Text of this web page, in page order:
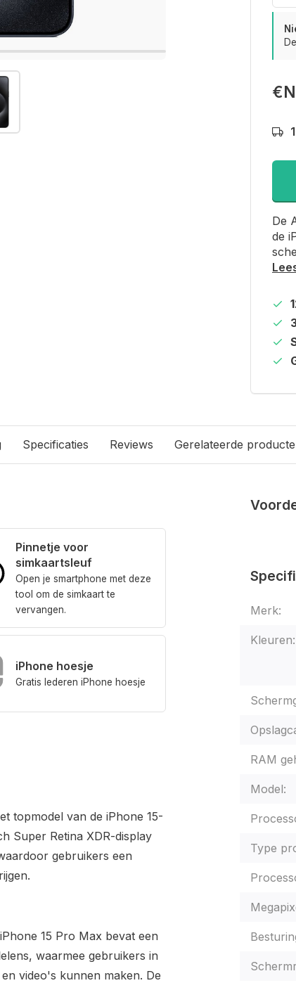
De
de
Specificaties Reviews Gerelateerde
Pinnetje voor
simkaartsleuf
Open je smartphone met deze
tool om de simkaart te
vervangen.
iPhone hoesje
Gratis lederen iPhone hoesje
topmodel van de iPhone 15-
Super Retina XDR-display
gebruikers een
15 Pro Max bevat een
waarmee gebruikers in
video's kunnen maken. De
Merk:
Kleuren:
RAM
Model:
Type